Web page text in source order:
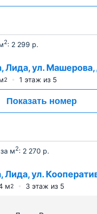
2: 2 299 р.
Лида, ул. Машерова,
2 1 этаж из 5
Показать номер
м2: 2 270 р.
Лида, ул.
м2 3 этаж из 5